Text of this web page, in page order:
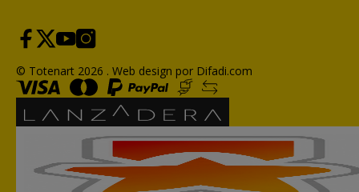
© Totenart 2026 . Web design por Difadi.com